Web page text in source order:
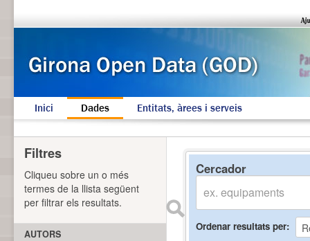
Inici Dades Entitats, àrees i serveis
Cercador
Ordenar resultats per
Filtres
Cliqueu sobre un o més
termes de la llista següent
per filtrar els resultats.
AUTORS